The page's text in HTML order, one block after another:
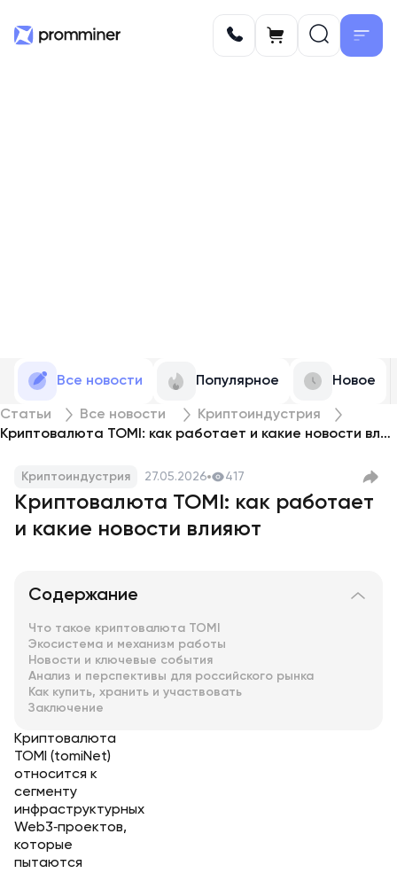
Статьи Все новости
Криптоиндустрия
Криптовалюта TOMI: как работает и какие новости влияют
Все новости Популярное Новое
Криптоиндустрия 27.05.2026 417
Криптовалюта TOMI: как работает
и какие новости влияют
Криптовалюта
TOMI (tomiNet)
относится к
сегменту
инфраструктурных
Web3‑проектов,
которые
пытаются
Содержание
Что такое криптовалюта TOMI
Экосистема и механизм работы
Новости и ключевые события
Анализ и перспективы для российского рынка
Как купить, хранить и участвовать
Заключение